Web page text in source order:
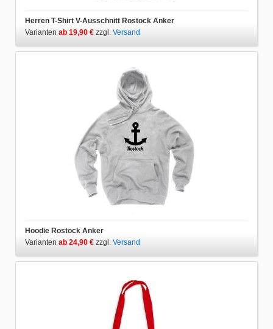
Herren T-Shirt V-Ausschnitt Rostock Anker
Varianten ab 19,90 € zzgl. Versand
Hoodie Rostock Anker
Varianten ab 24,90 € zzgl. Versand